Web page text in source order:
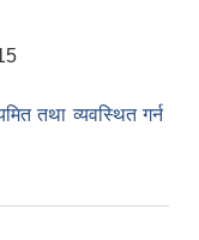
तथा व्यवस्थित गर्न